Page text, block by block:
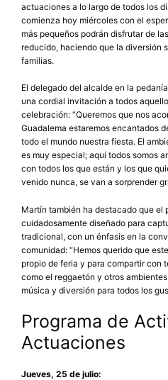
actuaciones a lo largo de todos los
comienza hoy miércoles con el
más pequeños podrán disfrutar de
reducido, haciendo que la diversión
familias.
El delegado del alcalde en la
una cordial invitación a todos
celebración: “Queremos que nos
Guadalema estaremos encantados
todo el mundo nuestra fiesta. El
es muy especial; aquí todos somos
con todos los que están y los que
venido nunca, se van a sorprender
Martín también ha destacado que el
cuidadosamente diseñado para
tradicional, con un énfasis en la
comunidad: “Hemos querido que
propio de feria y para compartir con
como el reggaetón y otros
música y diversión para todos los
Programa de
Actuaciones
Jueves, 25 de julio: